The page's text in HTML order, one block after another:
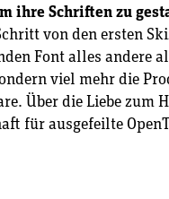
ihre Schriften zu
von den ersten
Font alles andere
viel mehr die
Über die Liebe zum
für ausgefeilte